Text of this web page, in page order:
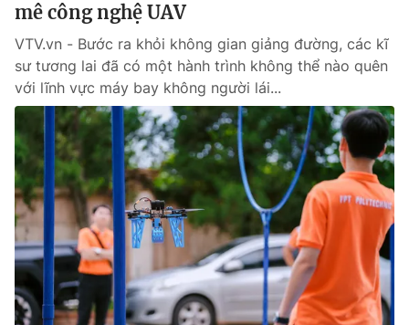
mê công nghệ UAV
VTV.vn - Bước ra khỏi không gian giảng đường, các kĩ
sư tương lai đã có một hành trình không thể nào quên
với lĩnh vực máy bay không người lái...